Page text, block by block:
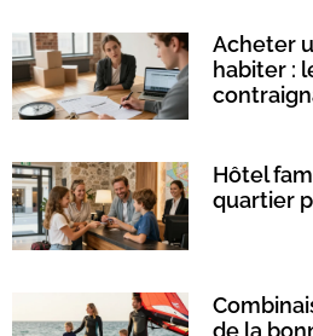
Acheter
habiter :
Hôtel
quartier
de la